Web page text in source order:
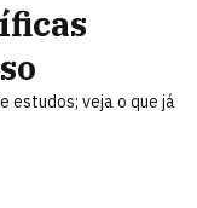
estudos; veja o que já